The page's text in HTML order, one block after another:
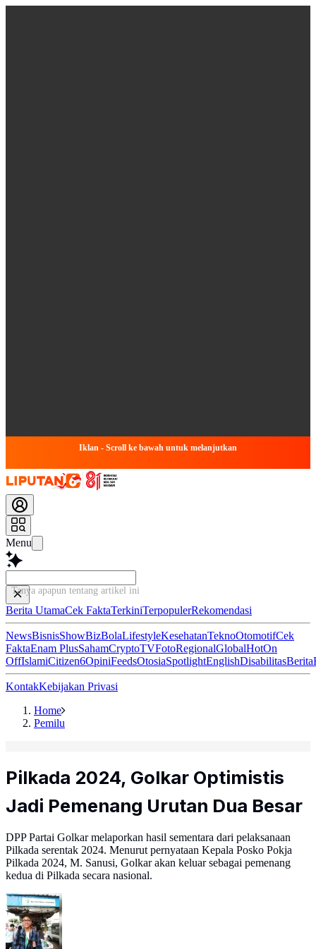
Iklan - Scroll ke bawah untuk melanjutkan
Menu
Tanya apapun tentang artikel ini...
Berita UtamaCek FaktaTerkiniTerpopulerRekomendasi
NewsBisnisShowBizBolaLifestyleKesehatanTeknoOtomotifCek
FaktaEnam PlusSahamCryptoTVFotoRegionalGlobalHotOn
OffIslamiCitizen6OpiniFeedsOtosiaSpotlightEnglishDisabilitasBerita
KontakKebijakan Privasi
Home
Pemilu
Pilkada 2024, Golkar Optimistis
Jadi Pemenang Urutan Dua Besar
DPP Partai Golkar melaporkan hasil sementara dari pelaksanaan
Pilkada serentak 2024. Menurut pernyataan Kepala Posko Pokja
Pilkada 2024, M. Sanusi, Golkar akan keluar sebagai pemenang
kedua di Pilkada secara nasional.